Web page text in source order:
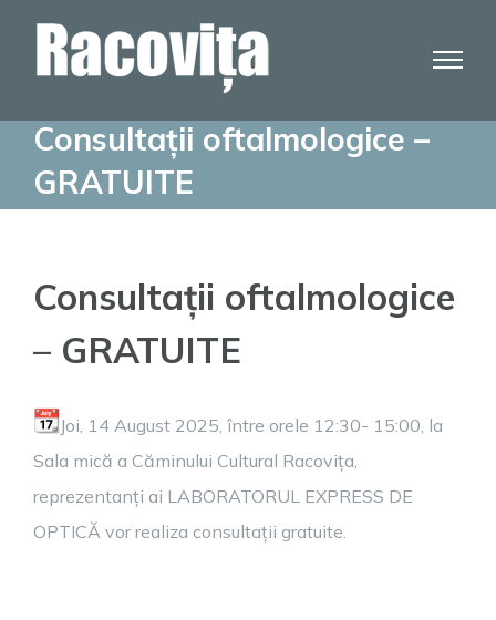
Consultații oftalmologice –
GRATUITE
Consultații oftalmologice
– GRATUITE
Joi, 14 August 2025, între orele 12:30- 15:00, la
Sala mică a Căminului Cultural Racovița,
reprezentanți ai LABORATORUL EXPRESS DE
OPTICĂ vor realiza consultații gratuite.